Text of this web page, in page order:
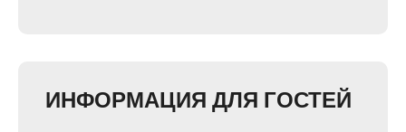
ИНФОРМАЦИЯ ДЛЯ ГОСТЕЙ